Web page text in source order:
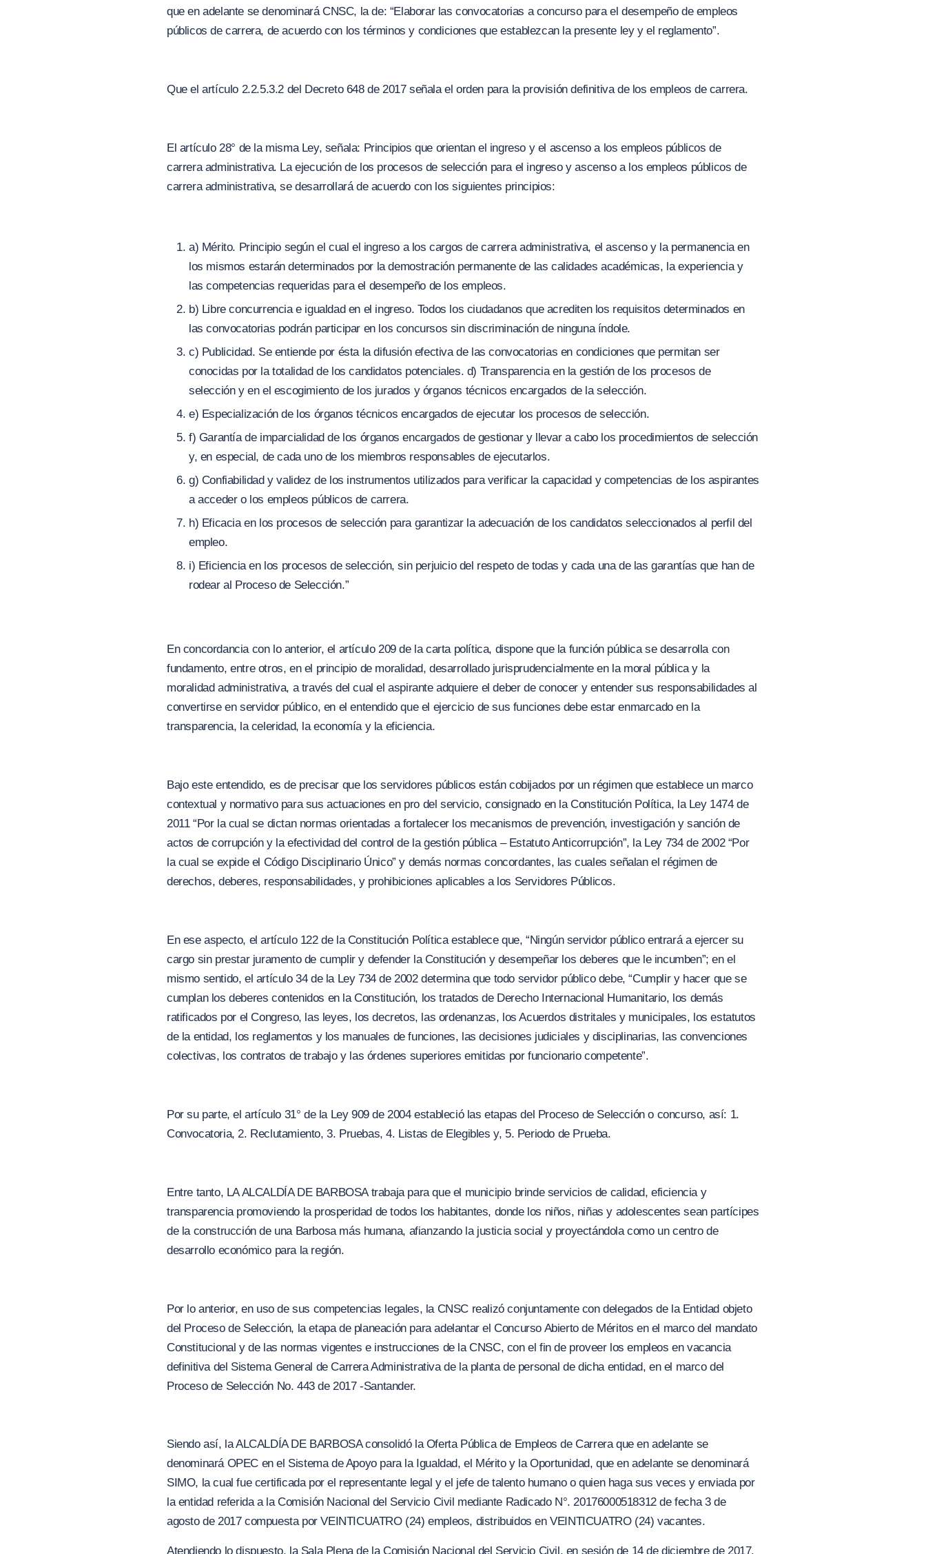
que en adelante se denominará CNSC, la de: “Elaborar las convocatorias a concurso para el desempeño de empleos
públicos de carrera, de acuerdo con los términos y condiciones que establezcan la presente ley y el reglamento”.
Que el artículo 2.2.5.3.2 del Decreto 648 de 2017 señala el orden para la provisión definitiva de los empleos de carrera.
El artículo 28° de la misma Ley, señala: Principios que orientan el ingreso y el ascenso a los empleos públicos de
carrera administrativa. La ejecución de los procesos de selección para el ingreso y ascenso a los empleos públicos de
carrera administrativa, se desarrollará de acuerdo con los siguientes principios:
a) Mérito. Principio según el cual el ingreso a los cargos de carrera administrativa, el ascenso y la permanencia en
los mismos estarán determinados por la demostración permanente de las calidades académicas, la experiencia y
las competencias requeridas para el desempeño de los empleos.
b) Libre concurrencia e igualdad en el ingreso. Todos los ciudadanos que acrediten los requisitos determinados en
las convocatorias podrán participar en los concursos sin discriminación de ninguna índole.
c) Publicidad. Se entiende por ésta la difusión efectiva de las convocatorias en condiciones que permitan ser
conocidas por la totalidad de los candidatos potenciales. d) Transparencia en la gestión de los procesos de
selección y en el escogimiento de los jurados y órganos técnicos encargados de la selección.
e) Especialización de los órganos técnicos encargados de ejecutar los procesos de selección.
f) Garantía de imparcialidad de los órganos encargados de gestionar y llevar a cabo los procedimientos de selección
y, en especial, de cada uno de los miembros responsables de ejecutarlos.
g) Confiabilidad y validez de los instrumentos utilizados para verificar la capacidad y competencias de los aspirantes
a acceder o los empleos públicos de carrera.
h) Eficacia en los procesos de selección para garantizar la adecuación de los candidatos seleccionados al perfil del
empleo.
i) Eficiencia en los procesos de selección, sin perjuicio del respeto de todas y cada una de las garantías que han de
rodear al Proceso de Selección.”
En concordancia con lo anterior, el artículo 209 de la carta política, dispone que la función pública se desarrolla con
fundamento, entre otros, en el principio de moralidad, desarrollado jurisprudencialmente en la moral pública y la
moralidad administrativa, a través del cual el aspirante adquiere el deber de conocer y entender sus responsabilidades al
convertirse en servidor público, en el entendido que el ejercicio de sus funciones debe estar enmarcado en la
transparencia, la celeridad, la economía y la eficiencia.
Bajo este entendido, es de precisar que los servidores públicos están cobijados por un régimen que establece un marco
contextual y normativo para sus actuaciones en pro del servicio, consignado en la Constitución Política, la Ley 1474 de
2011“Por la cual se dictan normas orientadas a fortalecer los mecanismos de prevención, investigación y sanción de
actos de corrupción y la efectividad del control de la gestión pública – Estatuto Anticorrupción”, la Ley 734 de 2002 “Por
la cual se expide el Código Disciplinario Único” y demás normas concordantes, las cuales señalan el régimen de
derechos, deberes, responsabilidades, y prohibiciones aplicables a los Servidores Públicos.
En ese aspecto, el artículo 122 de la Constitución Política establece que,“Ningún servidor público entrará a ejercer su
cargo sin prestar juramento de cumplir y defender la Constitución y desempeñar los deberes que le incumben”; en el
mismo sentido, el artículo 34 de la Ley 734 de 2002 determina que todo servidor público debe, “Cumplir y hacer que se
cumplan los deberes contenidos en la Constitución, los tratados de Derecho Internacional Humanitario, los demás
ratificados por el Congreso, las leyes, los decretos, las ordenanzas, los Acuerdos distritales y municipales, los estatutos
de la entidad, los reglamentos y los manuales de funciones, las decisiones judiciales y disciplinarias, las convenciones
colectivas, los contratos de trabajo y las órdenes superiores emitidas por funcionario competente”.
Por su parte, el artículo 31° de la Ley 909 de 2004 estableció las etapas del Proceso de Selección o concurso, así: 1.
Convocatoria, 2. Reclutamiento, 3. Pruebas, 4. Listas de Elegibles y, 5. Periodo de Prueba.
Entre tanto, LA ALCALDÍA DE BARBOSA trabaja para que el municipio brinde servicios de calidad, eficiencia y
transparencia promoviendo la prosperidad de todos los habitantes, donde los niños, niñas y adolescentes sean partícipes
de la construcción de una Barbosa más humana, afianzando la justicia social y proyectándola como un centro de
desarrollo económico para la región.
Por lo anterior, en uso de sus competencias legales, la CNSC realizó conjuntamente con delegados de la Entidad objeto
del Proceso de Selección, la etapa de planeación para adelantar el Concurso Abierto de Méritos en el marco del mandato
Constitucional y de las normas vigentes e instrucciones de la CNSC, con el fin de proveer los empleos en vacancia
definitiva del Sistema General de Carrera Administrativa de la planta de personal de dicha entidad, en el marco del
Proceso de Selección No. 443 de 2017 -Santander.
Siendo así, la ALCALDÍA DE BARBOSA consolidó la Oferta Pública de Empleos de Carrera que en adelante se
denominará OPEC en el Sistema de Apoyo para la Igualdad, el Mérito y la Oportunidad, que en adelante se denominará
SIMO, la cual fue certificada por el representante legal y el jefe de talento humano o quien haga sus veces y enviada por
la entidad referida a la Comisión Nacional del Servicio Civil mediante Radicado N°. 20176000518312 de fecha 3 de
agosto de 2017 compuesta por VEINTICUATRO (24) empleos, distribuidos en VEINTICUATRO (24) vacantes.
Atendiendo lo dispuesto, la Sala Plena de la Comisión Nacional del Servicio Civil, en sesión de 14 de diciembre de 2017,